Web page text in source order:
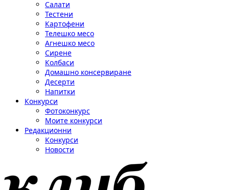
Салати
Тестени
Картофени
Телешко месо
Агнешко месо
Сирене
Колбаси
Домашно консервиране
Десерти
Напитки
Конкурси
Фотоконкурс
Моите конкурси
Редакционни
Конкурси
Новости